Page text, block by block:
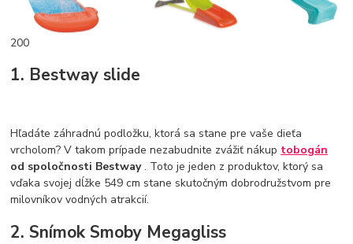
200
1. Bestway slide
Hľadáte záhradnú podložku, ktorá sa stane pre vaše dieťa
vrcholom? V takom prípade nezabudnite zvážiť nákup tobogán
od spoločnosti Bestway. Toto je jeden z produktov, ktorý sa
vďaka svojej dĺžke 549 cm stane skutočným dobrodružstvom pre
milovníkov vodných atrakcií.
2. Snímok Smoby Megagliss